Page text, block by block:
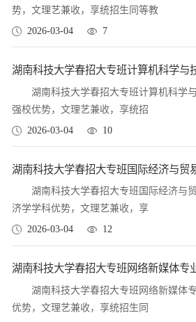
势，文理艺兼收，享统招生同等教
2026-03-04
7
湖南科技大学春招大专班计算机科学与
湖南科技大学春招大专班计算机科学
强校优势，文理艺兼收，享统招
2026-03-04
10
湖南科技大学春招大专班国际经济与贸
湖南科技大学春招大专班国际经济与
济学学科优势，文理艺兼收，享
2026-03-04
12
湖南科技大学春招大专班网络新媒体专
湖南科技大学春招大专班网络新媒体
优势，文理艺兼收，享统招生同